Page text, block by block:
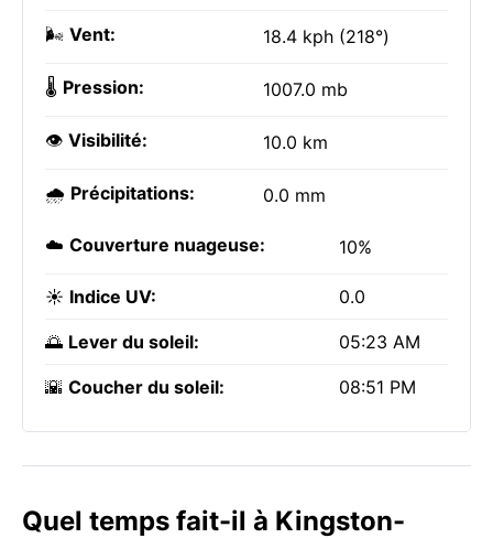
🌬️ Vent: 18.4 kph (218°)
🌡️ Pression: 1007.0 mb
👁️ Visibilité: 10.0 km
🌧️ Précipitations: 0.0 mm
☁️ Couverture nuageuse: 10%
☀️ Indice UV: 0.0
🌅 Lever du soleil: 05:23 AM
🌇 Coucher du soleil: 08:51 PM
Quel temps fait-il à Kingston-